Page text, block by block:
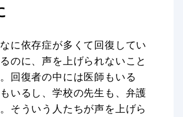
に依存症が多くて回復してい
のに、声を上げられないこと
回復者の中には医師もいる
いるし、学校の先生も、弁護
そういう人たちが声を上げら